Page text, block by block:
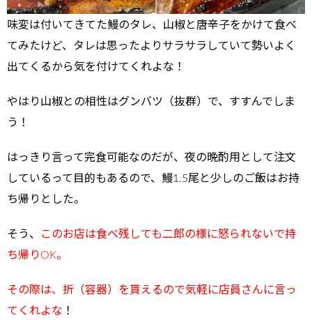
味変は付いてきてた鰻のタレ、山椒と唐辛子をかけて食べ
てみたけど、タレは思ったよりサラサラしていて勢いよく
出てくるから気を付けてくれよな！
やはり山椒との相性はグンバツ（抜群）で、すすんでしま
う！
はっきり言って完食可能なのだが、夜の晩酌用として注文
しているって目的もあるので、鰻1.5尾と少しのご飯はお持
ち帰りとした。
そう、
このお店は食べ残しても二郎の様に怒られないで持
ち帰りOK。
その際は、折（容器）を貰えるので気軽に店員さんに言っ
てくれよな ！